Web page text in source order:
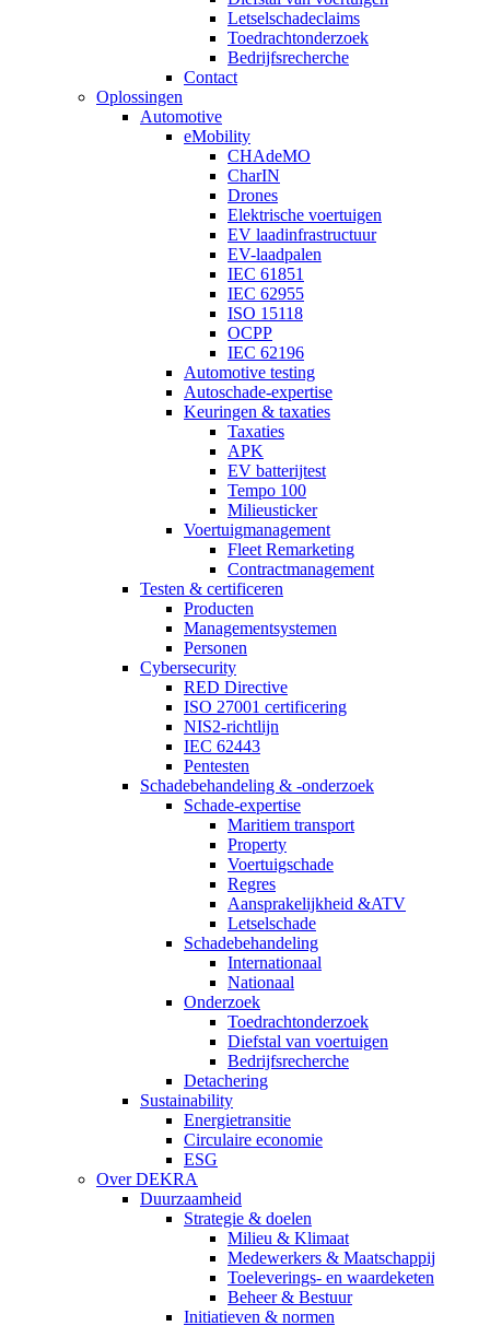
Letselschadeclaims
Toedrachtonderzoek
Bedrijfsrecherche
Contact
Oplossingen
Automotive
eMobility
CHAdeMO
CharIN
Drones
Elektrische voertuigen
EV laadinfrastructuur
EV-laadpalen
IEC 61851
IEC 62955
ISO 15118
OCPP
IEC 62196
Automotive testing
Autoschade-expertise
Keuringen & taxaties
Taxaties
APK
EV batterijtest
Tempo 100
Milieusticker
Voertuigmanagement
Fleet Remarketing
Contractmanagement
Testen & certificeren
Producten
Managementsystemen
Personen
Cybersecurity
RED Directive
ISO 27001 certificering
NIS2-richtlijn
IEC 62443
Pentesten
Schadebehandeling & -onderzoek
Schade-expertise
Maritiem transport
Property
Voertuigschade
Regres
Aansprakelijkheid &ATV
Letselschade
Schadebehandeling
Internationaal
Nationaal
Onderzoek
Toedrachtonderzoek
Diefstal van voertuigen
Bedrijfsrecherche
Detachering
Sustainability
Energietransitie
Circulaire economie
ESG
Over DEKRA
Duurzaamheid
Strategie & doelen
Milieu & Klimaat
Medewerkers & Maatschappij
Toeleverings- en waardeketen
Beheer & Bestuur
Initiatieven & normen